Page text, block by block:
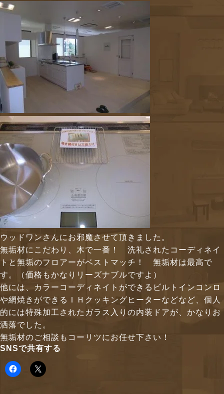
ウッドワンさんにお邪魔させて頂きました。
無垢材にこだわり、木で一番！ 洗礼されたコーディネイ
トと無垢のフロアーがベストマッチ！ 無垢材は最高で
す。（価格もかなりリーズナブルですよ）
他には、カラーコーディネイトができるビルトインコンロ
や網焼きができるＩＨクッキングヒーターなどなど、個人
的には特殊加工されたガラス入りの内装ドアが、かなりお
洒落でした。
無垢材のご相談もコーリツにお任せ下さい！
SNSで共有する